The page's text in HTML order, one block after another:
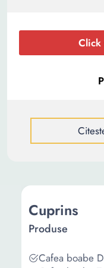
Click
Cuprins
Produse
Cafea boabe